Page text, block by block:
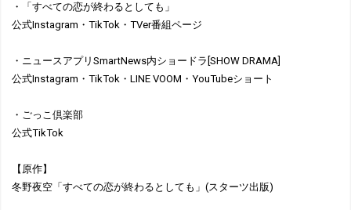
・「すべての恋が終わるとしても」
公式Instagram・TikTok・TVer番組ページ
・ニュースアプリSmartNews内ショードラ[SHOW DRAMA]
公式Instagram・TikTok・LINE VOOM・YouTubeショート
・ごっこ倶楽部
公式TikTok
【原作】
冬野夜空「すべての恋が終わるとしても」(スターツ出版)